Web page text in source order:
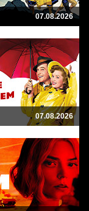
07.08.2026
07.08.2026